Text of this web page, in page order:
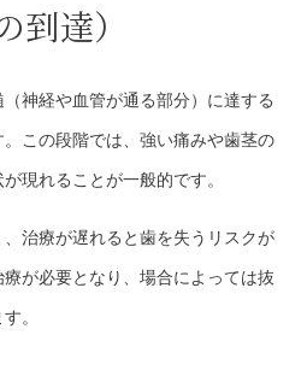
達）
神経や血管が通る部分）に達する
この段階では、強い痛みや歯茎の
現れることが一般的です。
治療が遅れると歯を失うリスクが
が必要となり、場合によっては抜
。